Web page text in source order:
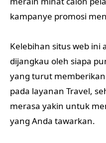
kampanye promosi
Kelebihan situs web ini
dijangkau oleh siapa
yang turut
pada layanan Travel,
merasa yakin untuk
yang Anda tawarkan.